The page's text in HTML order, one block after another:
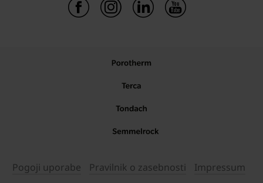
Pogoji uporabe Pravilnik o zasebnosti
Impressum